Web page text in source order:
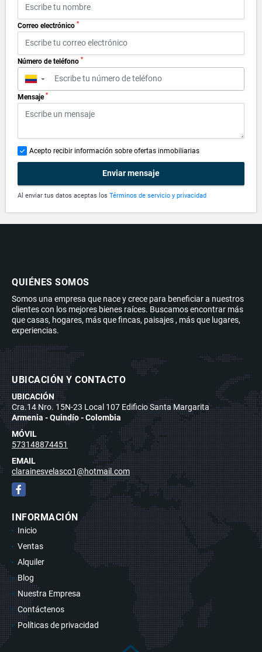
Correo electrónico *
Número de teléfono *
▼
Mensaje *
Acepto recibir información sobre ofertas inmobiliarias
Enviar mensaje
Al enviar tus datos aceptas los Términos de servicio y privacidad
QUIÉNES SOMOS
Somos una empresa que nace y crece para beneficiar a nuestros
clientes con los mejores bienes raíces. Buscamos encontrar más
que casas, hogares, más que fincas, paisajes , más que lugares,
experiencias.
UBICACIÓN Y CONTACTO
UBICACIÓN
Cra.14 Nro. 15N-23 Local 107 Edificio Santa Margarita
Armenia - Quindío - Colombia
MÓVIL
573148874451
EMAIL
clarainesvelasco1@hotmail.com
Facebook
INFORMACIÓN
Inicio
Ventas
Alquiler
Blog
Nuestra Empresa
Contáctenos
Políticas de privacidad